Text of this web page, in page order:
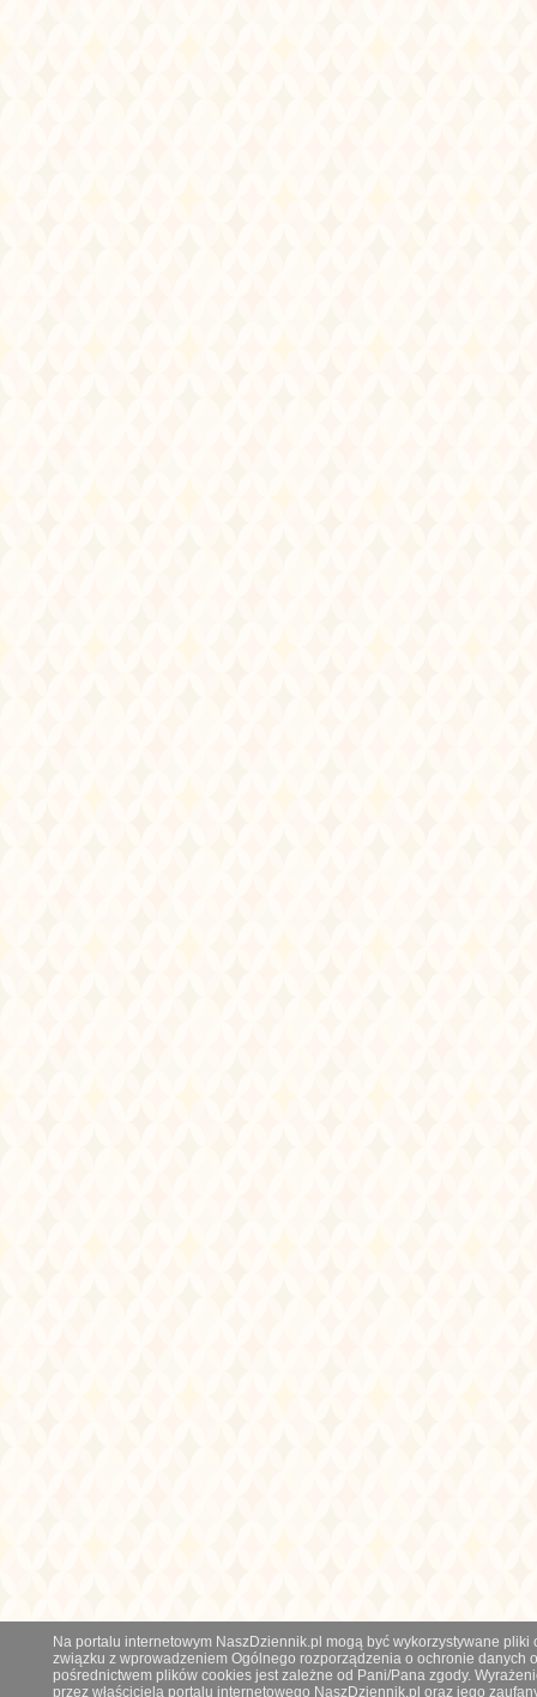
Na portalu internetowym NaszDziennik.pl mogą być wykorzystywane
związku z wprowadzeniem Ogólnego rozporządzenia o ochronie danych
pośrednictwem plików cookies jest zależne od Pani/Pana zgody.
przez właściciela portalu internetowego NaszDziennik.pl oraz jego